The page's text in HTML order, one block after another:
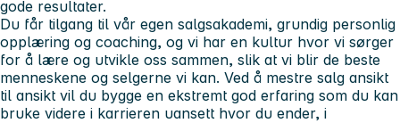
gode resultater.
Du får tilgang til vår egen salgsakademi, grundig personlig
opplæring og coaching, og vi har en kultur hvor vi sørger
for å lære og utvikle oss sammen, slik at vi blir de beste
menneskene og selgerne vi kan. Ved å mestre salg ansikt
til ansikt vil du bygge en ekstremt god erfaring som du kan
bruke videre i karrieren uansett hvor du ender, i